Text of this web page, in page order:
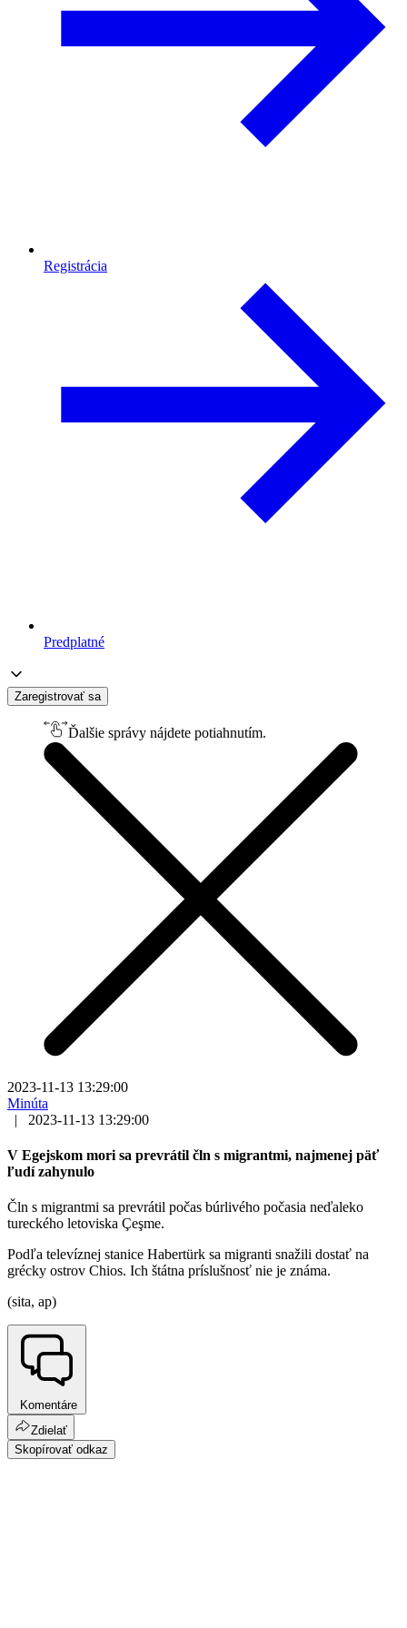
Registrácia
Predplatné
Zaregistrovať sa
Ďalšie správy nájdete potiahnutím.
2023-11-13 13:29:00
Minúta
|
2023-11-13 13:29:00
V Egejskom mori sa prevrátil čln s migrantmi, najmenej päť
ľudí zahynulo
Čln s migrantmi sa prevrátil počas búrlivého počasia neďaleko
tureckého letoviska Çeşme.
Podľa televíznej stanice Habertürk sa migranti snažili dostať na
grécky ostrov Chios. Ich štátna príslušnosť nie je známa.
(sita, ap)
Komentáre
Zdielať
Skopírovať odkaz